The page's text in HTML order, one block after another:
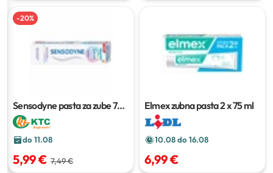
-20%
Sensodyne pasta za zube75
ml
do 11.08
5,99 € 7,49 €
Elmex zubna pasta2 x 75 ml
10.08 do 16.08
6,99 €